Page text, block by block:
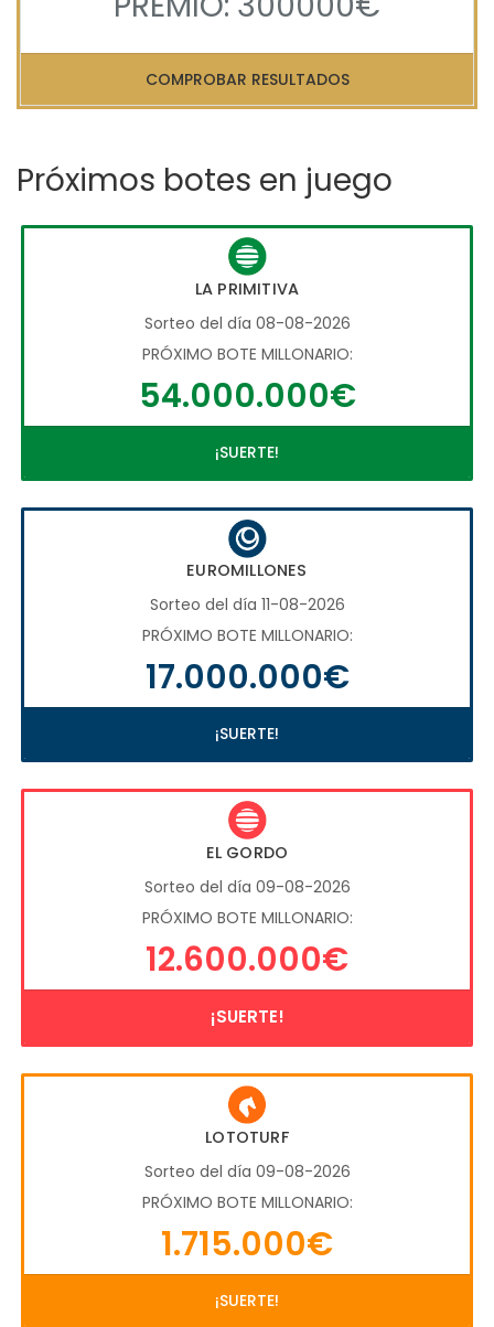
COMPROBAR RESULTADOS
Próximos botes en juego
LA PRIMITIVA
Sorteo del día 08-08-2026
PRÓXIMO BOTE MILLONARIO:
54.000.000€
¡SUERTE!
EUROMILLONES
Sorteo del día 11-08-2026
PRÓXIMO BOTE MILLONARIO:
17.000.000€
¡SUERTE!
EL GORDO
Sorteo del día 09-08-2026
PRÓXIMO BOTE MILLONARIO:
12.600.000€
¡SUERTE!
LOTOTURF
Sorteo del día 09-08-2026
PRÓXIMO BOTE MILLONARIO:
1.715.000€
¡SUERTE!